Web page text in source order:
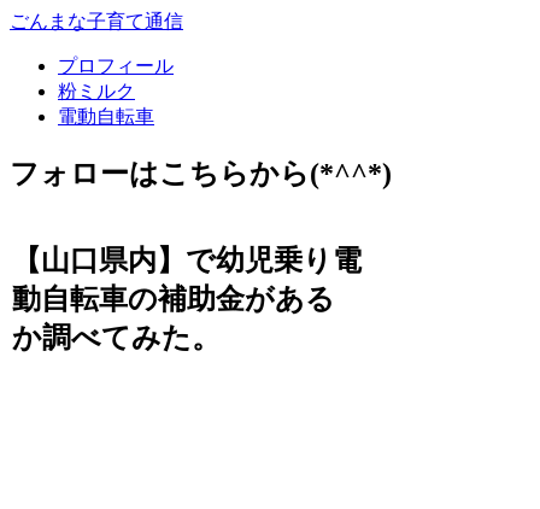
ごんまな子育て通信
プロフィール
粉ミルク
電動自転車
フォローはこちらから(*^^*)
【山口県内】で幼児乗り電
動自転車の補助金がある
か調べてみた。